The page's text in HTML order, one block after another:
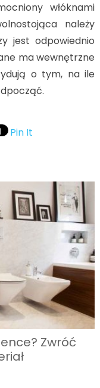
włóknami
należy
jest odpowiednio
ma wewnętrzne
o tym, na ile
Pin It
Zwróć